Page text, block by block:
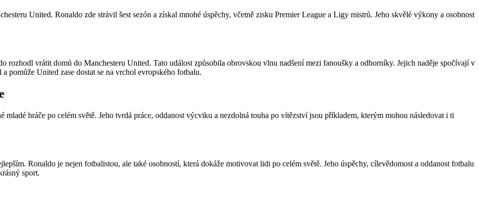
United. Ronaldo zde strávil šest sezón a získal mnohé úspěchy, včetně zisku Premier League a Ligy mistrů. Jeho skvělé výkony a osobnost
rozhodl vrátit domů do Manchesteru United. Tato událost způsobila obrovskou vlnu nadšení mezi fanoušky a odborníky. Jejich naděje spočívají v
pomůže United zase dostat se na vrchol evropského fotbalu.
mladé hráče po celém světě. Jeho tvrdá práce, oddanost výcviku a nezdolná touha po vítězství jsou příkladem, kterým mohou následovat i ti
Ronaldo je nejen fotbalistou, ale také osobností, která dokáže motivovat lidi po celém světě. Jeho úspěchy, cílevědomost a oddanost fotbalu
sport.